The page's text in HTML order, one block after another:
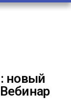
новый